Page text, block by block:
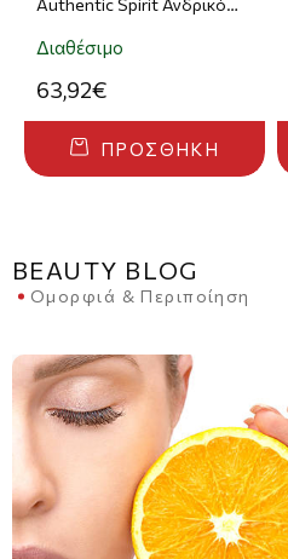
Authentic Spirit Ανδρικό
100ml
Διαθέσιμο
63,92€
ΠΡΟΣΘΉΚΗ
BEAUTY BLOG
Ομορφιά & Περιποίηση